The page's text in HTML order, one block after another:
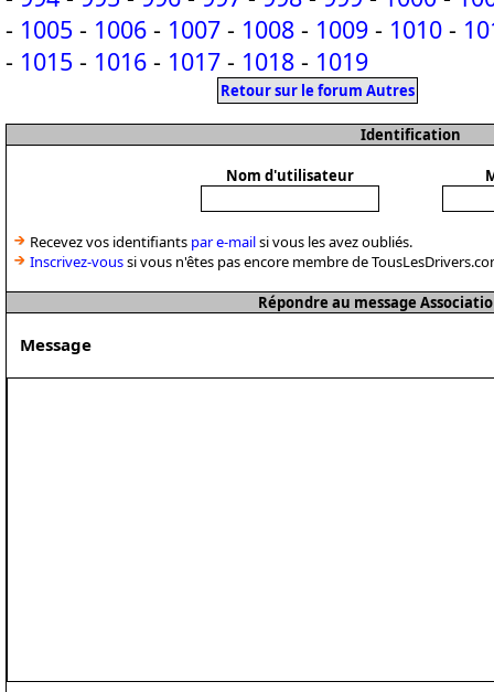
- 1005 - 1006 - 1007 - 1008 - 1009 - 1010 -
- 1015 - 1016 - 1017 - 1018 - 1019
Retour sur le forum Autres
Identification
Nom d'utilisateur
Recevez vos identifiants par e-mailsi vous les avez oubliés.
Inscrivez-voussi vous n'êtes pas encore membre de
Répondre au message
Message